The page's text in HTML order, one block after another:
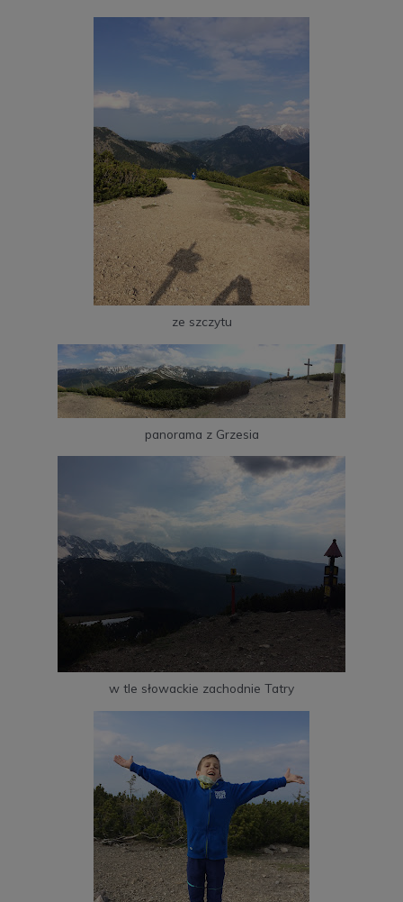
ze szczytu
panorama z Grzesia
w tle słowackie zachodnie Tatry